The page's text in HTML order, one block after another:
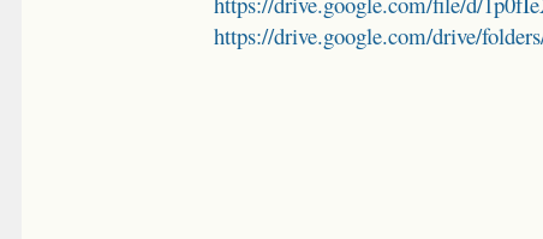
https://drive.google.com/drive/